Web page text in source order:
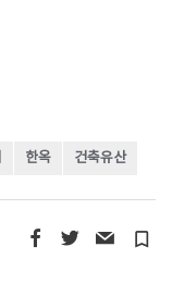
한옥 건축유산
turned_in_not